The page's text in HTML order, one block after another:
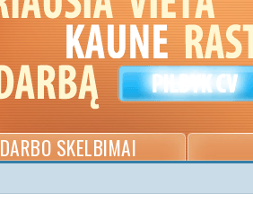
DARBO SKELBIMAI